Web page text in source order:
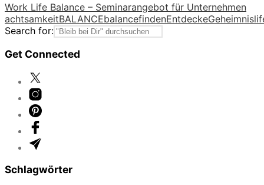
Work Life Balance – Seminarangebot für Unternehmen
achtsamkeitBALANCEbalancefindenEntdeckeGeheimnis
Search for:
Get Connected
Schlagwörter